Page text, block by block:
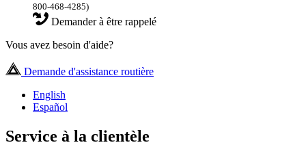
800-468-4285)
Demander à être rappelé
Vous avez besoin d'aide?
Demande d'assistance routière
English
Español
Service à la clientèle